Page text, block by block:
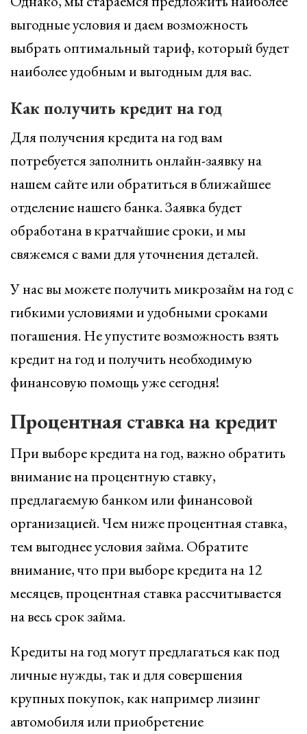
выгодные условия и даем возможность
выбрать оптимальный тариф, который будет
наиболее удобным и выгодным для вас.
Как получить кредит на год
Для получения кредита на год вам
потребуется заполнить онлайн-заявку на
нашем сайте или обратиться в ближайшее
отделение нашего банка. Заявка будет
обработана в кратчайшие сроки, и мы
свяжемся с вами для уточнения деталей.
У нас вы можете получить микрозайм на год с
гибкими условиями и удобными сроками
погашения. Не упустите возможность взять
кредит на год и получить необходимую
финансовую помощь уже сегодня!
Процентная ставка на кредит
При выборе кредита на год, важно обратить
внимание на процентную ставку,
предлагаемую банком или финансовой
организацией. Чем ниже процентная ставка,
тем выгоднее условия займа. Обратите
внимание, что при выборе кредита на 12
месяцев, процентная ставка рассчитывается
на весь срок займа.
Кредиты на год могут предлагаться как под
личные нужды, так и для совершения
крупных покупок, как например лизинг
автомобиля или приобретение